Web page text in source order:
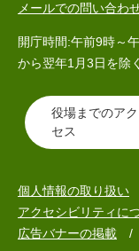
メールでの問い合わ
開庁時間:午前9時～
から翌年1月3日を除
役場までのアク
セス
個人情報の取り扱い
アクセシビリティに
広告バナーの掲載